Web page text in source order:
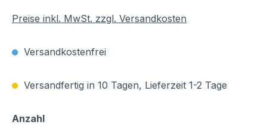
Preise inkl. MwSt. zzgl. Versandkosten
Versandkostenfrei
Versandfertig in 10 Tagen, Lieferzeit 1-2 Tage
Anzahlauswählen